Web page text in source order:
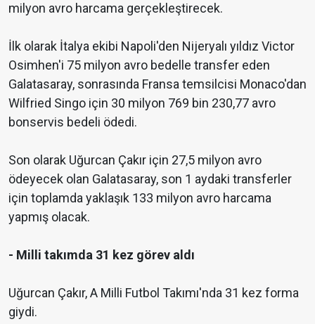
milyon avro harcama gerçekleştirecek.
İlk olarak İtalya ekibi Napoli'den Nijeryalı yıldız Victor
Osimhen'i 75 milyon avro bedelle transfer eden
Galatasaray, sonrasında Fransa temsilcisi Monaco'dan
Wilfried Singo için 30 milyon 769 bin 230,77 avro
bonservis bedeli ödedi.
Son olarak Uğurcan Çakır için 27,5 milyon avro
ödeyecek olan Galatasaray, son 1 aydaki transferler
için toplamda yaklaşık 133 milyon avro harcama
yapmış olacak.
- Milli takımda 31 kez görev aldı
Uğurcan Çakır, A Milli Futbol Takımı'nda 31 kez forma
giydi.